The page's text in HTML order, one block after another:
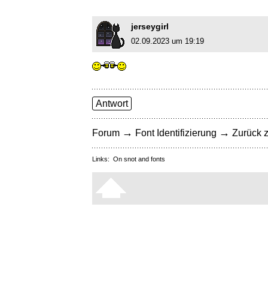
jerseygirl
02.09.2023 um 19:19
Antwort
Forum → Font Identifizierung → Zurück
Links: On snot and fonts